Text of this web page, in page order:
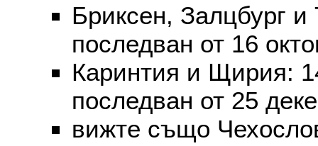
Бриксен, Залцбург
последван от 16
Каринтия и Щирия:
последван от 25
вижте също